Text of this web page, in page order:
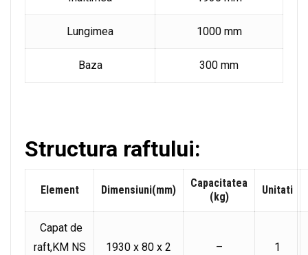
Lungimea 1000 mm
Baza 300 mm
Structura raftului:
Element Dimensiuni(mm)
Capacitatea
(kg)
Unitati
Capat de
raft,KM NS
1930 x 80 x 2 – 1